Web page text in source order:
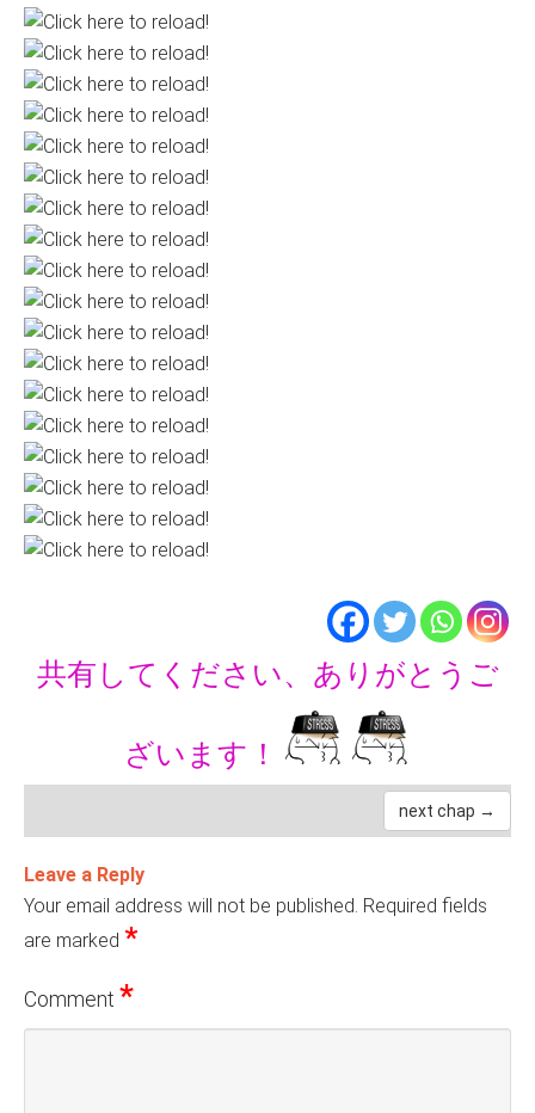
共有してください、ありがとうご
ざいます！
next chap →
Leave a Reply
Your email address will not be published. Required fields
are marked *
Comment *